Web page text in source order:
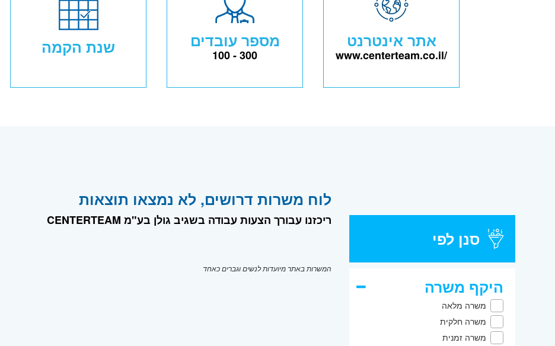
אתר אינטרנט
www.centerteam.co.il/
מספר עובדים
100 - 300 שנת הקמה
סנן לפי
היקף משרה
משרה מלאה
משרה חלקית
משרה זמנית
לוח משרות דרושים, לא נמצאו תוצאות
ריכזנו עבורך הצעות עבודה בשגיב גולן בע"מ CENTERTEAM
המשרות באתר מיועדות לנשים וגברים כאחד